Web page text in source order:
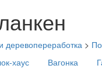
деревопереработка >
хаус
Вагонка